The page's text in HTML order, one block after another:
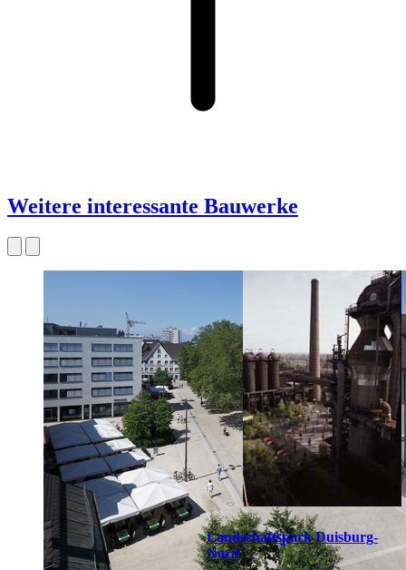
Weitere interessante Bauwerke
Landschaftspark Duisburg-
Nord